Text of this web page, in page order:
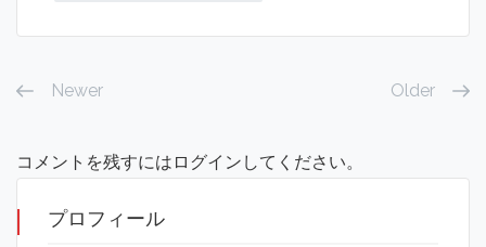
Newer Older
コメントを残すにはログインしてください。
プロフィール